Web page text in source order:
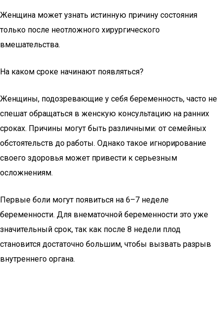
Женщина может узнать истинную причину состояния
только после неотложного хирургического
вмешательства.
На каком сроке начинают появляться?
Женщины, подозревающие у себя беременность, часто не
спешат обращаться в женскую консультацию на ранних
сроках. Причины могут быть различными: от семейных
обстоятельств до работы. Однако такое игнорирование
своего здоровья может привести к серьезным
осложнениям.
Первые боли могут появиться на 6–7 неделе
беременности. Для внематочной беременности это уже
значительный срок, так как после 8 недели плод
становится достаточно большим, чтобы вызвать разрыв
внутреннего органа.